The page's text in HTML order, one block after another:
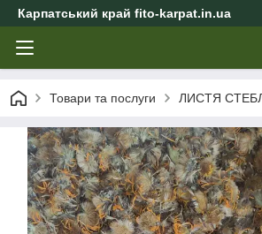
Карпатський край fito-karpat.in.ua
Товари та послуги ЛИСТЯ